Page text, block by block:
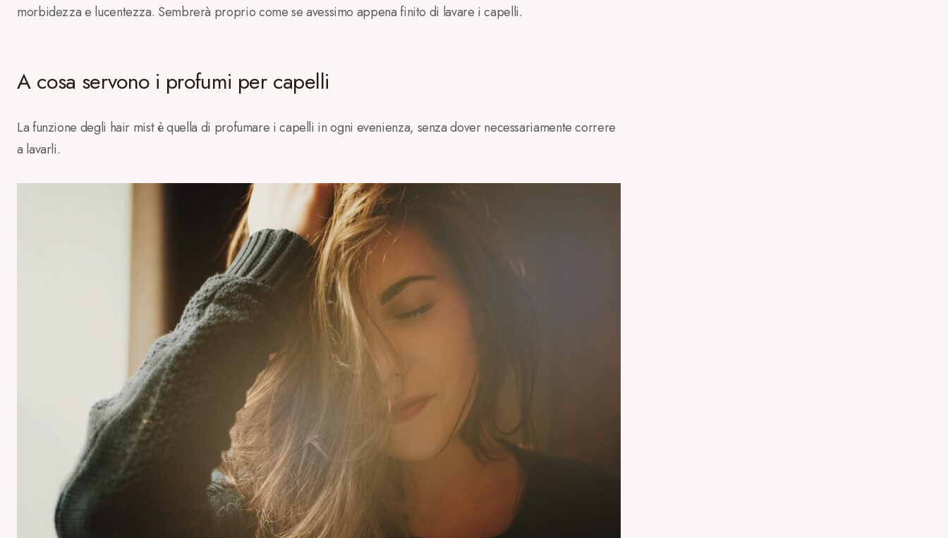
morbidezza e lucentezza. Sembrerà proprio come se avessimo appena finito di lavare i capelli.
A cosa servono i profumi per capelli
La funzione degli hair mist è quella di profumare i capelli in ogni evenienza, senza dover necessariamente correre
a lavarli.